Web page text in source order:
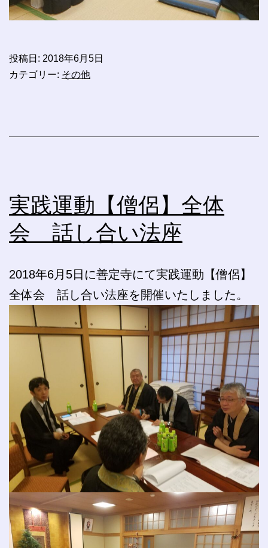
投稿日: 2018年6月5日
カテゴリー: その他
実践運動【僧侶】全体
会 話し合い法座
2018年6月5日に善定寺にて実践運動【僧侶】
全体会 話し合い法座を開催いたしました。